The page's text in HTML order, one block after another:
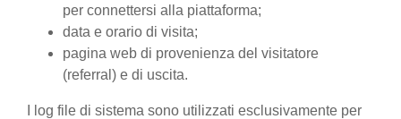
per connettersi alla piattaforma;
data e orario di visita;
pagina web di provenienza del visitatore
(referral) e di uscita.
I log file di sistema sono utilizzati esclusivamente per